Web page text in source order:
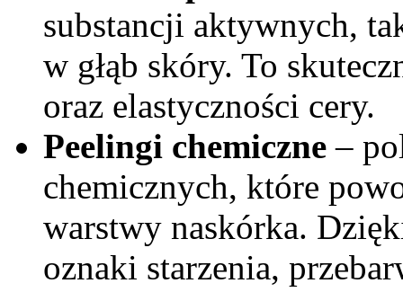
substancji aktywnych,
w głąb skóry. To
oraz elastyczności cery.
Peelingi chemiczne –
chemicznych, które
warstwy naskórka.
oznaki starzenia,